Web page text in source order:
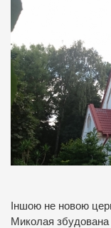
Іншою не новою
Миколая збудована